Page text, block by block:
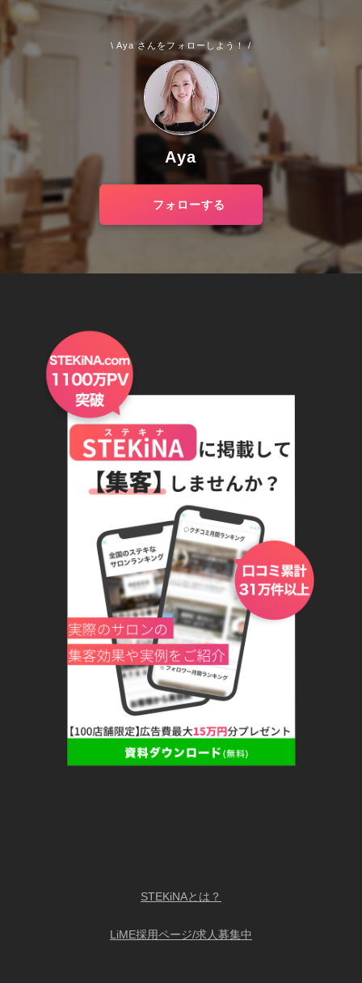
\ Aya さんをフォローしよう！ /
Aya
フォローする
STEKiNAとは？
LiME採用ページ/求人募集中